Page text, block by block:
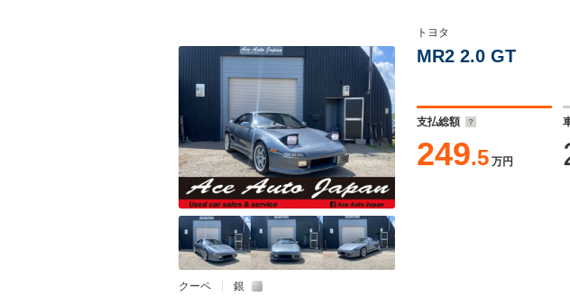
クーペ 銀
トヨタ
MR2 2.0 GT
支払総額
249.5 万円